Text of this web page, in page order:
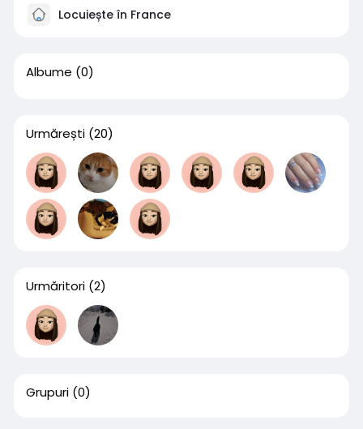
Locuiește în France
Albume (0)
Urmărești (20)
Urmăritori (2)
Grupuri (0)